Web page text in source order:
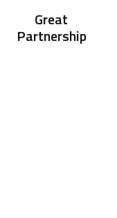
Great
Partnership